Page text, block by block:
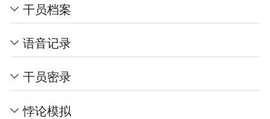
干员档案
语音记录
干员密录
悖论模拟